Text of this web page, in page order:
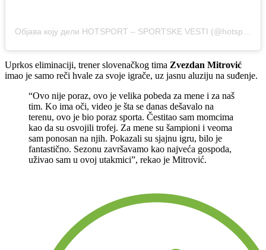
Uprkos eliminaciji, trener slovenačkog tima Zvezdan Mitrović
imao je samo reči hvale za svoje igrače, uz jasnu aluziju na suđenje.
“Ovo nije poraz, ovo je velika pobeda za mene i za naš
tim. Ko ima oči, video je šta se danas dešavalo na
terenu, ovo je bio poraz sporta. Čestitao sam momcima
kao da su osvojili trofej. Za mene su šampioni i veoma
sam ponosan na njih. Pokazali su sjajnu igru, bilo je
fantastično. Sezonu završavamo kao najveća gospoda,
uživao sam u ovoj utakmici”, rekao je Mitrović.